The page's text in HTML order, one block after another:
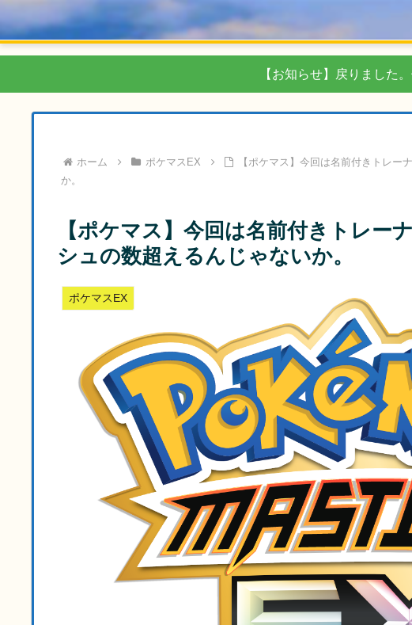
【お知らせ】戻りました
ホーム ポケマスEX
【ポケマス】今回は名前付きトレー
か。
【ポケマス】今回は名前付きトレー
シュの数超えるんじゃないか。
ポケマスEX